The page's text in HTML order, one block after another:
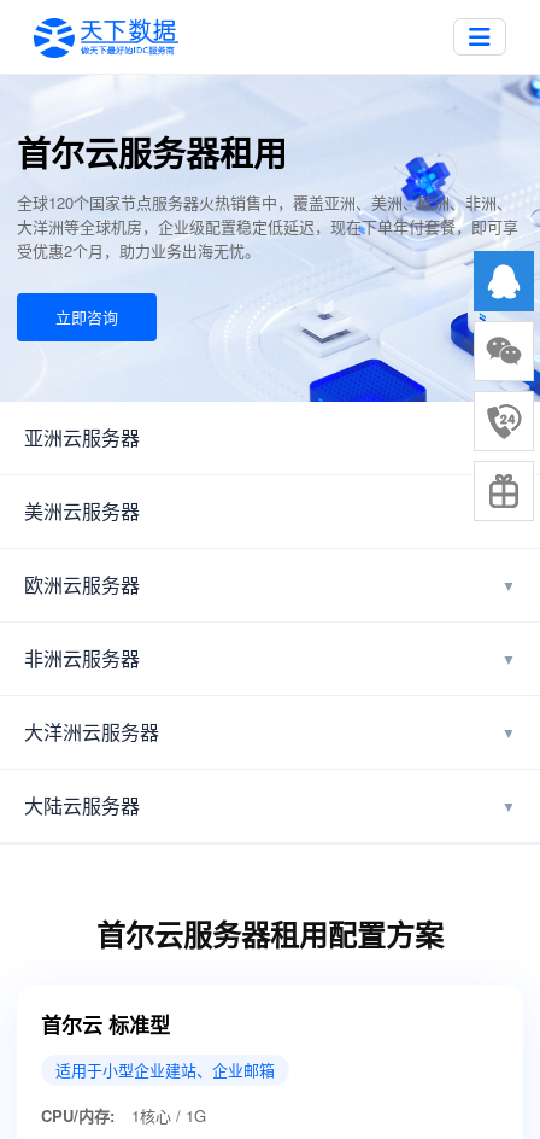
首尔云服务器租用
全球120个国家节点服务器火热销售中，覆盖亚洲、美洲、欧洲、非洲、
大洋洲等全球机房，企业级配置稳定低延迟，现在下单年付套餐，即可享
受优惠2个月，助力业务出海无忧。
立即咨询
亚洲云服务器 ▼
美洲云服务器 ▼
欧洲云服务器 ▼
非洲云服务器 ▼
大洋洲云服务器 ▼
大陆云服务器 ▼
首尔云服务器租用配置方案
首尔云 标准型
适用于小型企业建站、企业邮箱
CPU/内存:
1核心 / 1G